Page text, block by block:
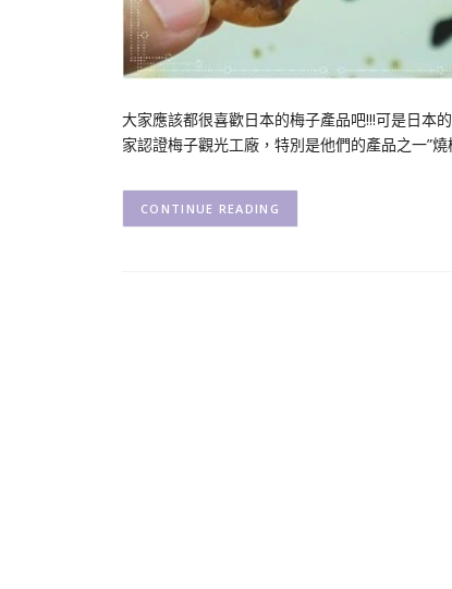
大家應該都很喜歡日本的梅子產品吧!!!可是日本
家認證梅子觀光工廠，特別是他們的產品之一”
CONTINUE READING